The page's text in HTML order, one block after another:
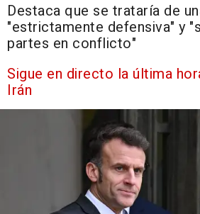
Destaca que se trataría de
"estrictamente defensiva" y
partes en conflicto"
Sigue en directo la última
Irán